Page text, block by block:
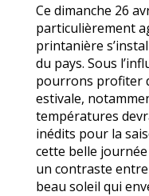
Ce dimanche 26
particulièrement
printanière
du pays. Sous
pourrons profiter
estivale,
températures
inédits pour la
cette belle
un contraste
beau soleil qui